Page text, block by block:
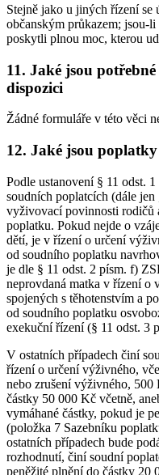
Stejně jako u jiných řízení se
občanským průkazem; jsou-
poskytli plnou moc, kterou
11. Jaké jsou
dispozici
Žádné formuláře v této věci
12. Jaké jsou
Podle ustanovení § 11 odst.
soudních poplatcích (dále
vyživovací povinnosti rodičů
poplatku. Pokud nejde o
dětí, je v řízení o určení
od soudního poplatku
je dle § 11 odst. 2 písm. f)
neprovdaná matka v řízení o
spojených s těhotenstvím a
od soudního poplatku
exekuční řízení (§ 11 odst. 3
V ostatních případech činí
řízení o určení výživného,
nebo zrušení výživného,
částky 50 000 Kč včetně,
vymáhané částky, pokud je
(položka 7 Sazebníku
ostatních případech bude
rozhodnutí, činí soudní
peněžité plnění do částky 20